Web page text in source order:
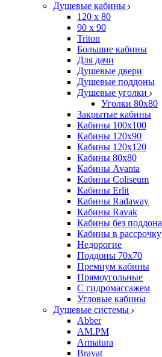
Душевые кабины
120 x 80
90 х 90
Triton
Большие кабины
Для дачи
Душевые двери
Душевые поддоны
Душевые уголки
Уголки 80х80
Закрытые кабины
Кабины 100x100
Кабины 120x90
Кабины 120х120
Кабины 80х80
Кабины Avanta
Кабины Coliseum
Кабины Erlit
Кабины Radaway
Кабины Ravak
Кабины без поддона
Кабины в рассрочку
Недорогие
Поддоны 70x70
Премиум кабины
Прямоугольные
С гидромассажем
Угловые кабины
Душевые системы
Abber
AM.PM
Armatura
Bravat